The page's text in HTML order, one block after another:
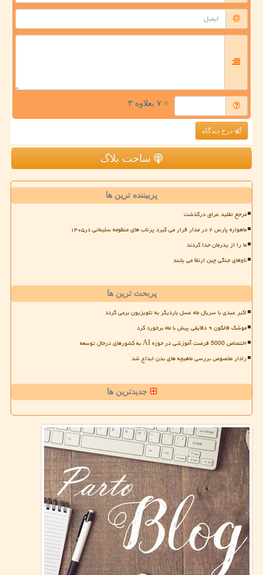
= ۷ بعلاوه ۳
درج دیدگاه
ساخت بلاگ
پربیننده ترین ها
مرجع تقلید عراق درگذشت
ماهواره پارس ۲ در مدار قرار می گیرد پرتاب های منظومه سلیمانی در۱۴۰۵
ما را از پدرمان جدا کردند
ناوهای جنگی چین ارتقا می یابند
پربحث ترین ها
اکبر عبدی با سریال ماه عسل باردیگر به تلویزیون برمی گردد
موشک فالکون ۹ دقایقی پیش با ماه برخورد کرد
اختصاص 5000 فرصت آموزشی در حوزه AI به کشورهای درحال توسعه
رادار مخصوص بررسی ماهیچه های بدن ابداع شد
جدیدترین ها